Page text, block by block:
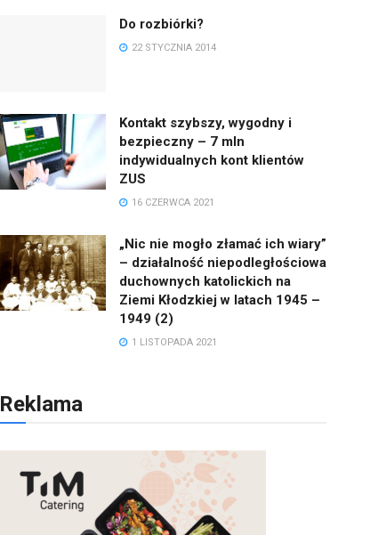
Do rozbiórki?
22 STYCZNIA 2014
Kontakt szybszy, wygodny i
bezpieczny – 7 mln
indywidualnych kont klientów
ZUS
16 CZERWCA 2021
„Nic nie mogło złamać ich wiary”
– działalność niepodległościowa
duchownych katolickich na
Ziemi Kłodzkiej w latach 1945 –
1949 (2)
1 LISTOPADA 2021
Reklama